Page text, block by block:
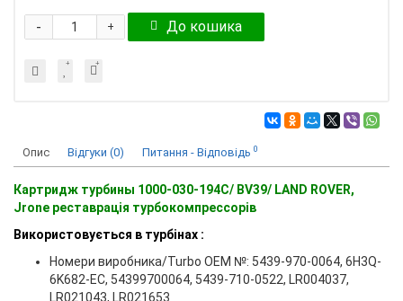
+
- До кошика
Опис Відгуки (0) Питання - Відповідь 0
Картридж турбины 1000-030-194C/ BV39/ LAND ROVER,
Jrone реставрація турбокомпрессорів
Використовується в турбінах :
Номери виробника/Turbo OEM №: 5439-970-0064, 6H3Q-
6K682-EC, 54399700064, 5439-710-0522, LR004037,
LR021043, LR021653